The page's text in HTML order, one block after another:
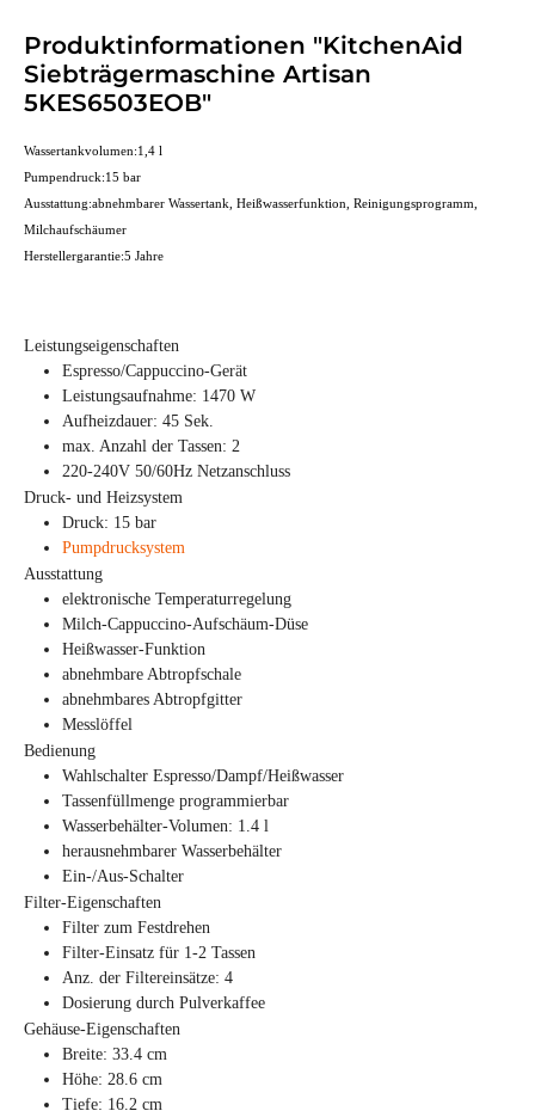
Produktinformationen "KitchenAid
Siebträgermaschine Artisan
5KES6503EOB"
Wassertankvolumen:1,4 l
Pumpendruck:15 bar
Ausstattung:abnehmbarer Wassertank, Heißwasserfunktion, Reinigungsprogramm,
Milchaufschäumer
Herstellergarantie:5 Jahre
Leistungseigenschaften
Espresso/Cappuccino-Gerät
Leistungsaufnahme: 1470 W
Aufheizdauer: 45 Sek.
max. Anzahl der Tassen: 2
220-240V 50/60Hz Netzanschluss
Druck- und Heizsystem
Druck: 15 bar
Pumpdrucksystem
Ausstattung
elektronische Temperaturregelung
Milch-Cappuccino-Aufschäum-Düse
Heißwasser-Funktion
abnehmbare Abtropfschale
abnehmbares Abtropfgitter
Messlöffel
Bedienung
Wahlschalter Espresso/Dampf/Heißwasser
Tassenfüllmenge programmierbar
Wasserbehälter-Volumen: 1.4 l
herausnehmbarer Wasserbehälter
Ein-/Aus-Schalter
Filter-Eigenschaften
Filter zum Festdrehen
Filter-Einsatz für 1-2 Tassen
Anz. der Filtereinsätze: 4
Dosierung durch Pulverkaffee
Gehäuse-Eigenschaften
Breite: 33.4 cm
Höhe: 28.6 cm
Tiefe: 16.2 cm